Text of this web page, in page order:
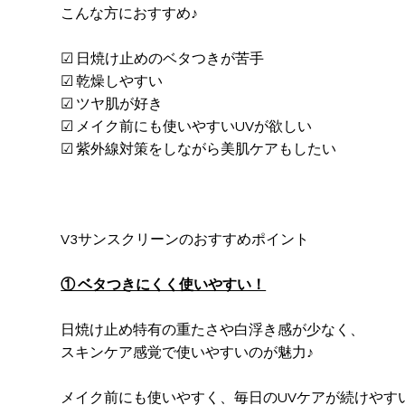
こんな方におすすめ♪
☑ 日焼け止めのベタつきが苦手
☑ 乾燥しやすい
☑ ツヤ肌が好き
☑ メイク前にも使いやすいUVが欲しい
☑ 紫外線対策をしながら美肌ケアもしたい
V3サンスクリーンのおすすめポイント
① ベタつきにくく使いやすい！
日焼け止め特有の重たさや白浮き感が少なく、
スキンケア感覚で使いやすいのが魅力♪
メイク前にも使いやすく、毎日のUVケアが続けやす